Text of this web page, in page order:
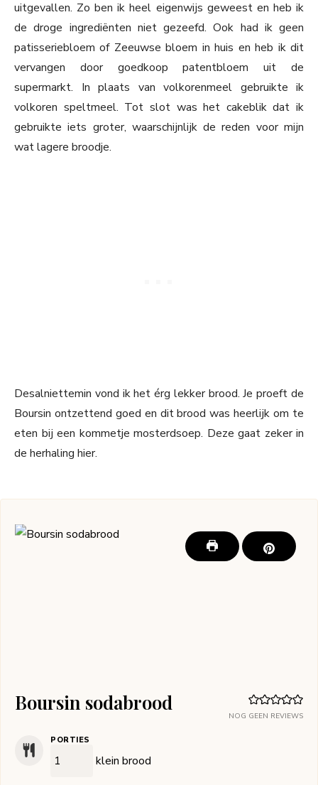
uitgevallen. Zo ben ik heel eigenwijs geweest en heb ik
de droge ingrediënten niet gezeefd. Ook had ik geen
patisseriebloem of Zeeuwse bloem in huis en heb ik dit
vervangen door goedkoop patentbloem uit de
supermarkt. In plaats van volkorenmeel gebruikte ik
volkoren speltmeel. Tot slot was het cakeblik dat ik
gebruikte iets groter, waarschijnlijk de reden voor mijn
wat lagere broodje.
Desalniettemin vond ik het érg lekker brood. Je proeft de
Boursin ontzettend goed en dit brood was heerlijk om te
eten bij een kommetje mosterdsoep. Deze gaat zeker in
de herhaling hier.
NOG GEEN REVIEWS
Boursin sodabrood
PORTIES
klein brood